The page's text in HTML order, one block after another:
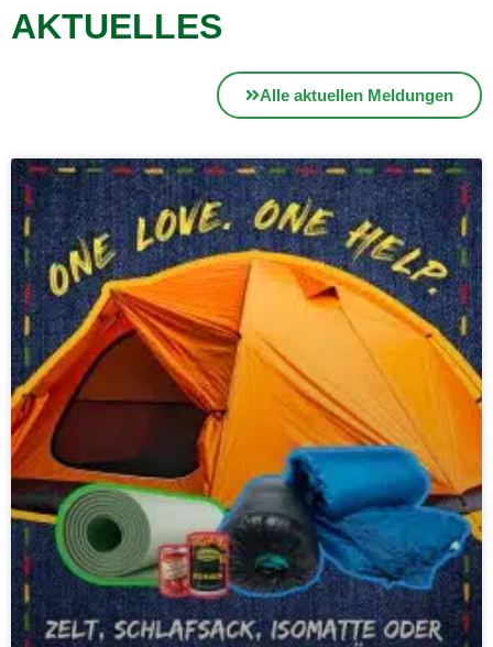
AKTUELLES
Alle aktuellen Meldungen